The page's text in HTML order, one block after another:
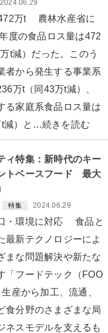
2024.06.29
万t 農林水産省に
度の食品ロス量は472
t減）だった。このう
者から発生する事業系
万t（同43万t減）、
る家庭系食品ロス量は
減）と…続きを読む
ィ特集：新時代のキー
トベースフード 最大
特集 2024.06.29
・環境に対応 食品と
最新テクノロジーによ
まな問題解決や新たな
「フードテック（FOO
産から加工、流通、
食分野のさまざまな局
ネスモデルを支えるも